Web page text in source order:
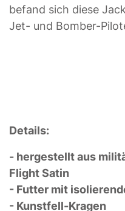
befand sich diese
Jet- und Bomber-
Details:
- hergestellt aus
Flight Satin
- Futter mit
- Kunstfell-Kragen